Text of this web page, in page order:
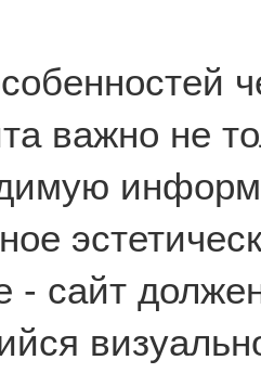
важно не
- сайт